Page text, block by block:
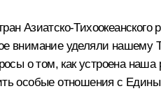
Азиатско-
внимание уделяли нашему
о том, как устроена
особые отношения с